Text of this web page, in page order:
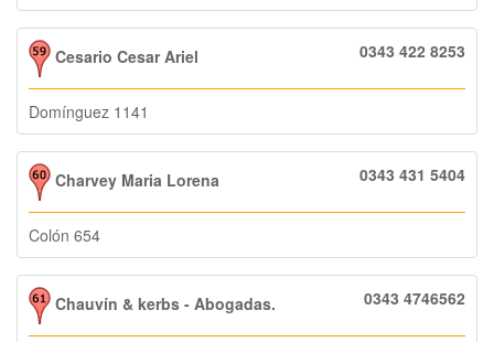
Cesario Cesar Ariel 0343 422 8253
Domínguez 1141
Charvey Maria Lorena 0343 431 5404
Colón 654
Chauvín & kerbs - Abogadas. 0343 4746562